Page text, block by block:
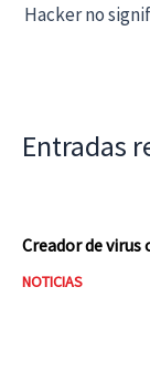
Hacker no
Entradas
Creador de
NOTICIAS